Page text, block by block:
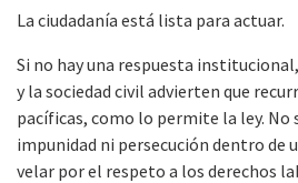
La ciudadanía está lista para actuar.
Si no hay una respuesta
y la sociedad civil advierten que
pacíficas, como lo permite la ley. No
impunidad ni persecución dentro de
velar por el respeto a los derechos